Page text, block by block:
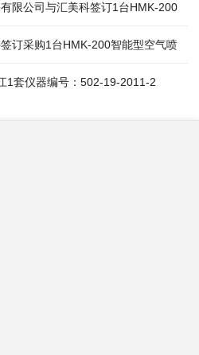
限公司与汇美科签订1台HMK-200
订采购1台HMK-200智能型空气喷
混合搅拌器合同
1套仪器编号：502-19-2011-2